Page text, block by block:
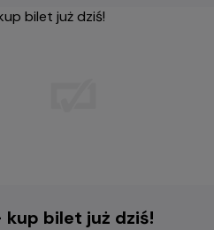
bilet już dziś!